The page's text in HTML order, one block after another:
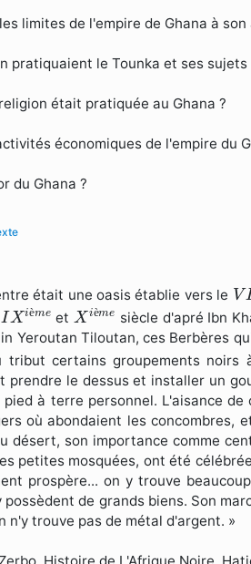
limites de l'empire de Ghana à son
pratiquaient le Tounka et ses sujets
était pratiquée au Ghana ?
économiques de l'empire du
du Ghana ?
était une oasis établie vers le V I
VI
IXième
IXième
etX ième
Xième
siècle d'apré Ibn
Yeroutan Tiloutan, ces Berbères
tribut certains groupements noirs
prendre le dessus et installer un
pied à terre personnel. L'aisance
où abondaient les
désert, son importance comme
petites mosquées, ont été
prospère... on y trouve
de grands biens. Son
n'y trouve pas de métal d'argent. »